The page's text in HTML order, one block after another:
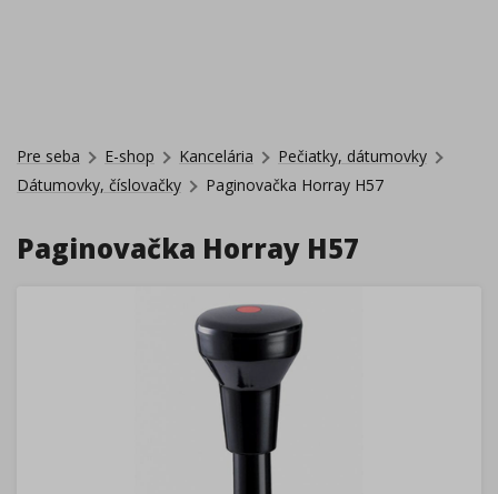
Pre seba E-shop Kancelária
Pečiatky, dátumovky
Dátumovky, číslovačky
Paginovačka Horray H57
Paginovačka Horray H57